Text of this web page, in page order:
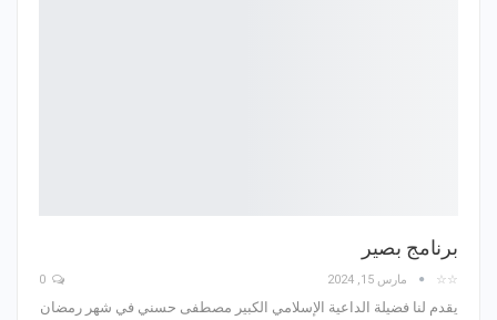
برنامج بصير
☆☆ مارس 15, 2024
يقدم لنا فضيلة الداعية الإسلامي الكبير مصطفى حسني في شهر رمضان